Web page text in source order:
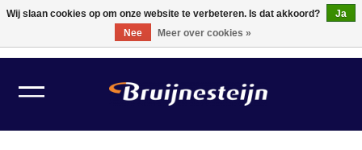
Wij slaan cookies op om onze website te verbeteren. Is dat akkoord?
Ja
Nee
Meer over cookies »